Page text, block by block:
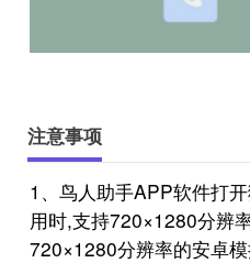
注意事项
1、鸟人助手APP软件打
用时,支持720×1280分辨
720×1280分辨率的安卓模